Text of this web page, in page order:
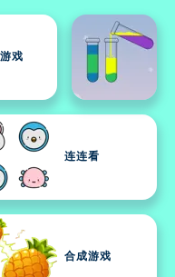
戏
连连看
合成游戏